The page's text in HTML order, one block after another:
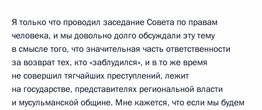
Я только что проводил заседание Совета по правам
человека, и мы довольно долго обсуждали эту тему
в смысле того, что значительная часть ответственности
за возврат тех, кто «заблудился», и в то же время
не совершил тягчайших преступлений, лежит
на государстве, представителях региональной власти
и мусульманской общине. Мне кажется, что если мы будем